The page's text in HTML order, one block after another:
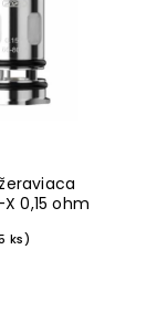
hlava PnP-X 0,15 ohm
ks)